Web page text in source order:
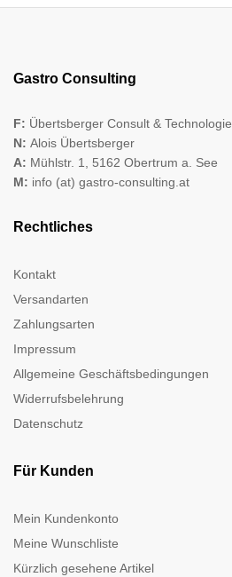
Gastro Consulting
F: Übertsberger Consult & Technologie
N: Alois Übertsberger
A: Mühlstr. 1, 5162 Obertrum a. See
M: info (at) gastro-consulting.at
Rechtliches
Kontakt
Versandarten
Zahlungsarten
Impressum
Allgemeine Geschäftsbedingungen
Widerrufsbelehrung
Datenschutz
Für Kunden
Mein Kundenkonto
Meine Wunschliste
Kürzlich gesehene Artikel